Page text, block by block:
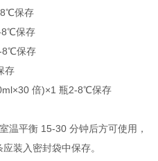
8℃保存
8℃保存
8℃保存
存
倍)×1 瓶2-8℃保存
温平衡 15-30 分钟后方可使用，
装入密封袋中保存。